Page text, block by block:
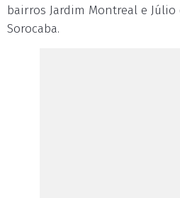
bairros Jardim Montreal e Júlio
Sorocaba.